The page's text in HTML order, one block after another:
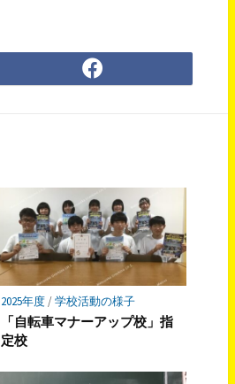
Facebook
で
2025年度/学校活動の様子
「自転車マナーアップ校」指
定校